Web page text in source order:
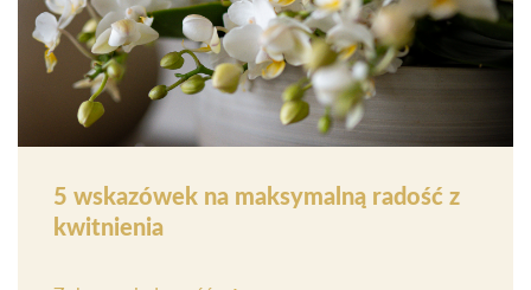
5 wskazówek na maksymalną radość z
kwitnienia